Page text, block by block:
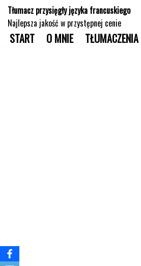
Przejdź
do
Tłumacz przysięgły języka francuskiego
Najlepsza jakość w przystępnej cenie
START O MNIE TŁUMACZENIA